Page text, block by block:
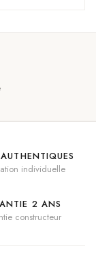
individuelle
2 ANS
constructeur